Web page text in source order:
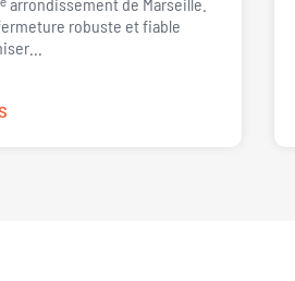
robuste et fiable